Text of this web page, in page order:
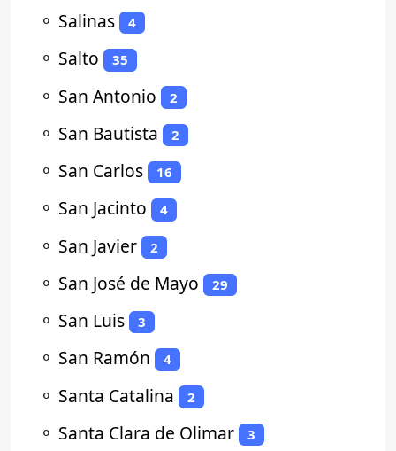
⚬ Salinas 4
⚬ Salto 35
⚬ San Antonio 2
⚬ San Bautista 2
⚬ San Carlos 16
⚬ San Jacinto 4
⚬ San Javier 2
⚬ San José de Mayo 29
⚬ San Luis 3
⚬ San Ramón 4
⚬ Santa Catalina 2
⚬ Santa Clara de Olimar 3